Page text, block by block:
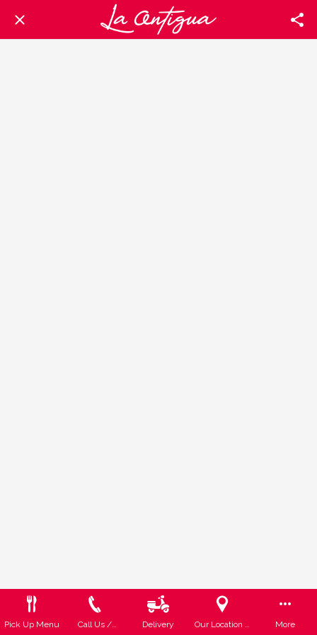
Pick Up Menu
Call Us /
Delivery
Our Location /
More